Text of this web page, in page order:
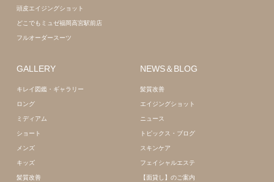
頭皮エイジングショット
どこでもミュゼ福岡高宮駅前店
フルオーダースーツ
GALLERY
キレイ図鑑・ギャラリー
ロング
ミディアム
ショート
メンズ
キッズ
髪質改善
NEWS＆BLOG
髪質改善
エイジングショット
ニュース
トピックス・ブログ
スキンケア
フェイシャルエステ
【面貸し】のご案内